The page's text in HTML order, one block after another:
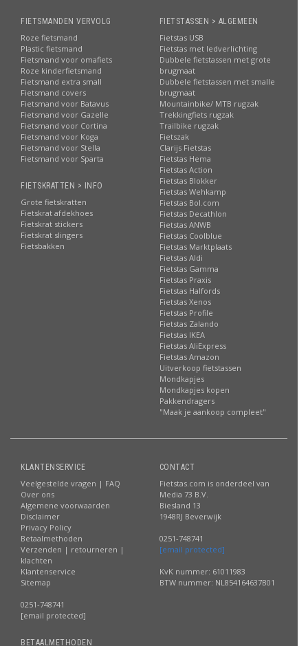
FIETSMANDEN VERVOLG
Roze fietsmand
Plastic fietsmand
Fietsmand voor omafiets
Roze kinderfietsmand
Fietsmand extra small
Fietsmand covers
Fietsmand voor Batavus
Fietsmand voor Gazelle
Fietsmand voor Cortina
Fietsmand voor Koga
Fietsmand voor Stella
Fietsmand voor Sparta
FIETSKRATTEN > INFO
Grote fietskratten
Fietskrat afdekhoes
Fietskrat stickers
Fietskrat slingers
Fietsbakken
FIETSTASSEN > ALGEMEEN
Fietstas USB
Fietstas met ledverlichting
Dubbele fietstassen met grote
brugmaat
Dubbele fietstassen met smalle
brugmaat
Mountainbike/ MTB rugzak
Trekkingfiets rugzak
Trailbike rugzak
Fietszak
Clarijs Fietstas
Fietstas Hema
Fietstas Action
Fietstas Blokker
Fietstas Wehkamp
Fietstas Bol.com
Fietstas Decathlon
Fietstas ANWB
Fietstas Coolblue
Fietstas Marktplaats
Fietstas Aldi
Fietstas Gamma
Fietstas Praxis
Fietstas Halfords
Fietstas Xenos
Fietstas Profile
Fietstas Zalando
Fietstas IKEA
Fietstas AliExpress
Fietstas Amazon
Uitverkoop fietstassen
Mondkapjes
Mondkapjes kopen
Pakkendragers
"Maak je aankoop compleet"
KLANTENSERVICE
Veelgestelde vragen | FAQ
Over ons
Algemene voorwaarden
Disclaimer
Privacy Policy
Betaalmethoden
Verzenden | retourneren |
klachten
Klantenservice
Sitemap
0251-748741
[email protected]
CONTACT
Fietstas.com is onderdeel van
Media 73 B.V.
Biesland 13
1948RJ Beverwijk
0251-748741
[email protected]
KvK nummer: 61011983
BTW nummer: NL854164637B01
BETAALMETHODEN